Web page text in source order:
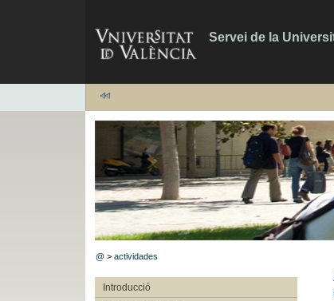
Servei de la
@ >actividades
Introducció